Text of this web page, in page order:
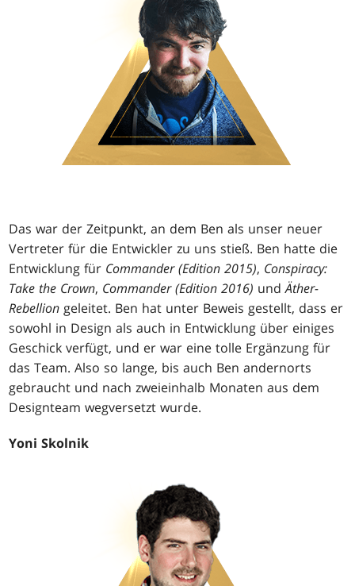
Das war der Zeitpunkt, an dem Ben als unser neuer
Vertreter für die Entwickler zu uns stieß. Ben hatte die
Entwicklung für Commander (Edition 2015), Conspiracy:
Take the Crown, Commander (Edition 2016) undÄther-
Rebellion geleitet. Ben hat unter Beweis gestellt, dass er
sowohl in Design als auch in Entwicklung über einiges
Geschick verfügt, und er war eine tolle Ergänzung für
das Team. Also so lange, bis auch Ben andernorts
gebraucht und nach zweieinhalb Monaten aus dem
Designteam wegversetzt wurde.
Yoni Skolnik